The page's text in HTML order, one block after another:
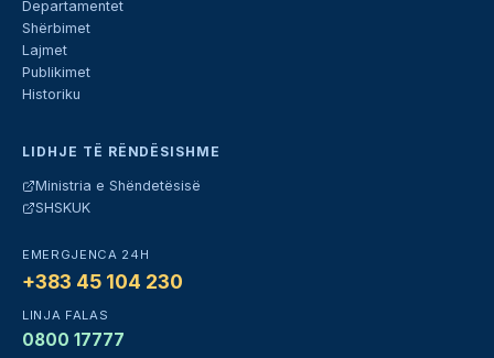
Departamentet
Shërbimet
Lajmet
Publikimet
Historiku
LIDHJE TË RËNDËSISHME
Ministria e Shëndetësisë
SHSKUK
EMERGJENCA 24H
+383 45 104 230
LINJA FALAS
0800 17777